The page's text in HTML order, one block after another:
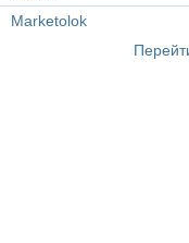
Marketolok